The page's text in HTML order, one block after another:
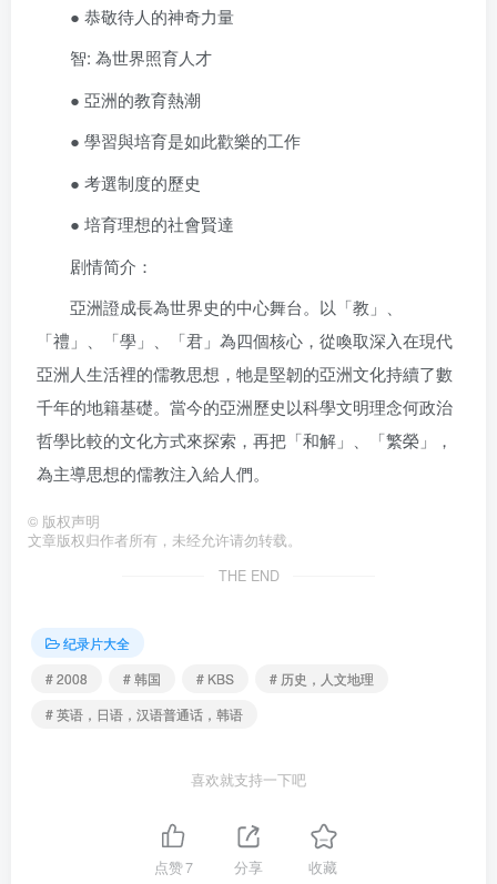
● 恭敬待人的神奇力量
智: 為世界照育人才
● 亞洲的教育熱潮
● 學習與培育是如此歡樂的工作
● 考選制度的歷史
● 培育理想的社會賢達
剧情简介：
亞洲證成長為世界史的中心舞台。以「教」、
「禮」、「學」、「君」為四個核心，從喚取深入在現代
亞洲人生活裡的儒教思想，牠是堅韌的亞洲文化持續了數
千年的地籍基礎。當今的亞洲歷史以科學文明理念何政治
哲學比較的文化方式來探索，再把「和解」、「繁榮」，
為主導思想的儒教注入給人們。
© 版权声明
文章版权归作者所有，未经允许请勿转载。
THE END
纪录片大全
# 2008
# 韩国 # KBS
# 历史，人文地理
# 英语，日语，汉语普通话，韩语
喜欢就支持一下吧
点赞7 分享 收藏